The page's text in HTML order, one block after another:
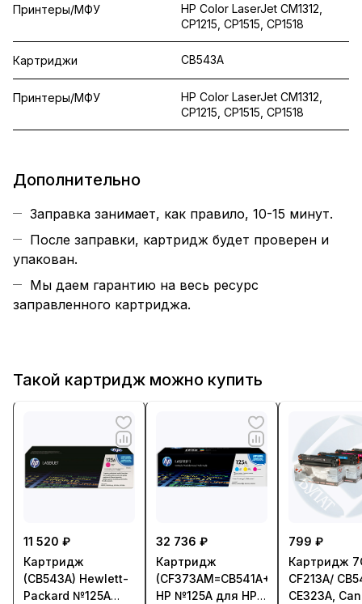
Принтеры/МФУ
HP Color LaserJet CM1312,
CP1215, CP1515, CP1518
Картриджи CB543A
Принтеры/МФУ
HP Color LaserJet CM1312,
CP1215, CP1515, CP1518
Дополнительно
Заправка занимает, как правило, 10-15 минут.
После заправки, картридж будет проверен и
упакован.
Мы даем гарантию на весь ресурс
заправленного картриджа.
Такой картридж можно купить
11 520 ₽
Картридж
(CB543A) Hewlett-
Packard №125A
32 736 ₽
Картридж
HP №125A для HP
799 ₽
Картридж
CF213A/
CE323A,